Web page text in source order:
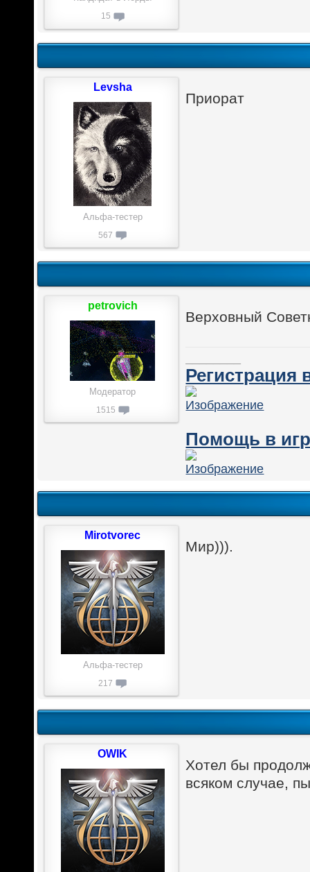
15
Приорат
Levsha
Альфа-тестер
567
Верховный
Регистрация
Помощь в
petrovich
Модератор
1515
Мир))).
Mirotvorec
Альфа-тестер
217
Хотел бы
всяком случае,
OWIK